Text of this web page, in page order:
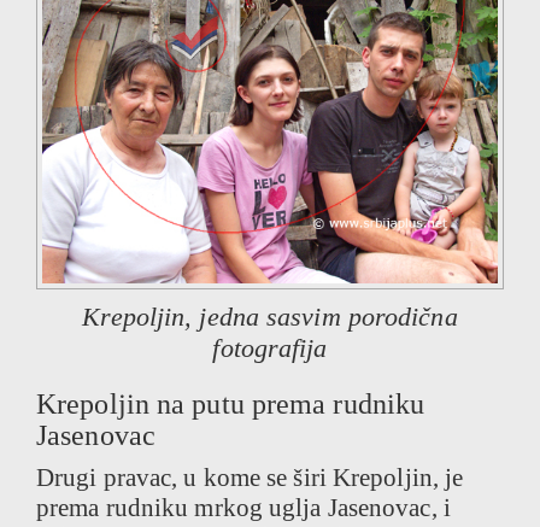
Krepoljin, jedna sasvim porodična
fotografija
Krepoljin na putu prema rudniku
Jasenovac
Drugi pravac, u kome se širi Krepoljin, je
prema rudniku mrkog uglja Jasenovac, i